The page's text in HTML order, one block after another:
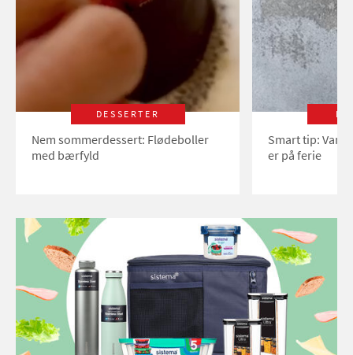
DESSERTER
Nem sommerdessert: Flødeboller
med bærfyld
Smart tip:
er på ferie